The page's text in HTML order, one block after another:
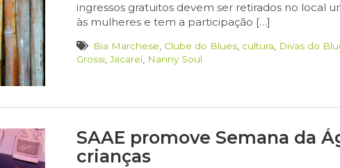
ingressos gratuitos devem ser retirados no local
às mulheres e tem a participação […]
Bia Marchese Clube do Blues, cultura Divas do
Grossi,Jacareí, Nanny Soul
SAAE promove Semana da
crianças